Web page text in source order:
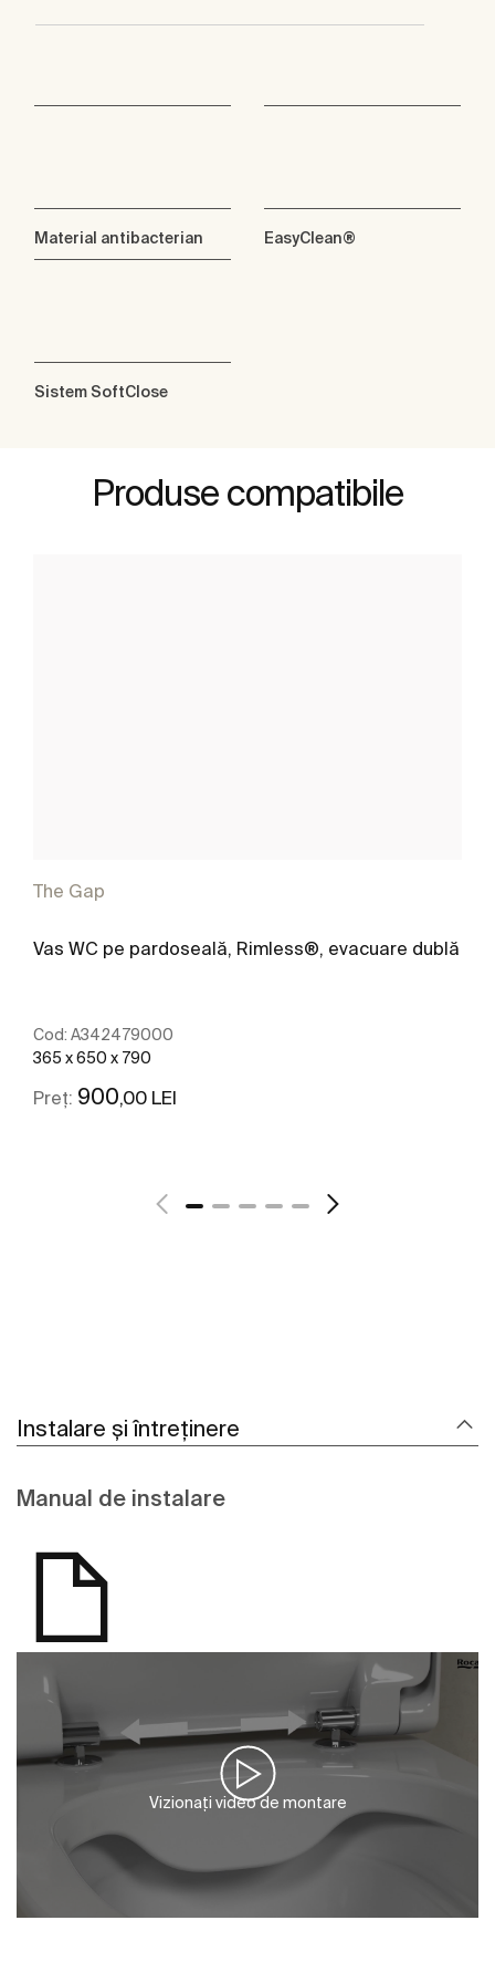
Material antibacterian EasyClean®
Sistem SoftClose
Produse compatibile
The Gap
Vas WC pe pardoseală, Rimless®, evacuare dublă
Cod: A342479000
365 x 650 x 790
Preț: 900,00 LEI
Instalare și întreținere
Manual de instalare
Vizionați video de montare